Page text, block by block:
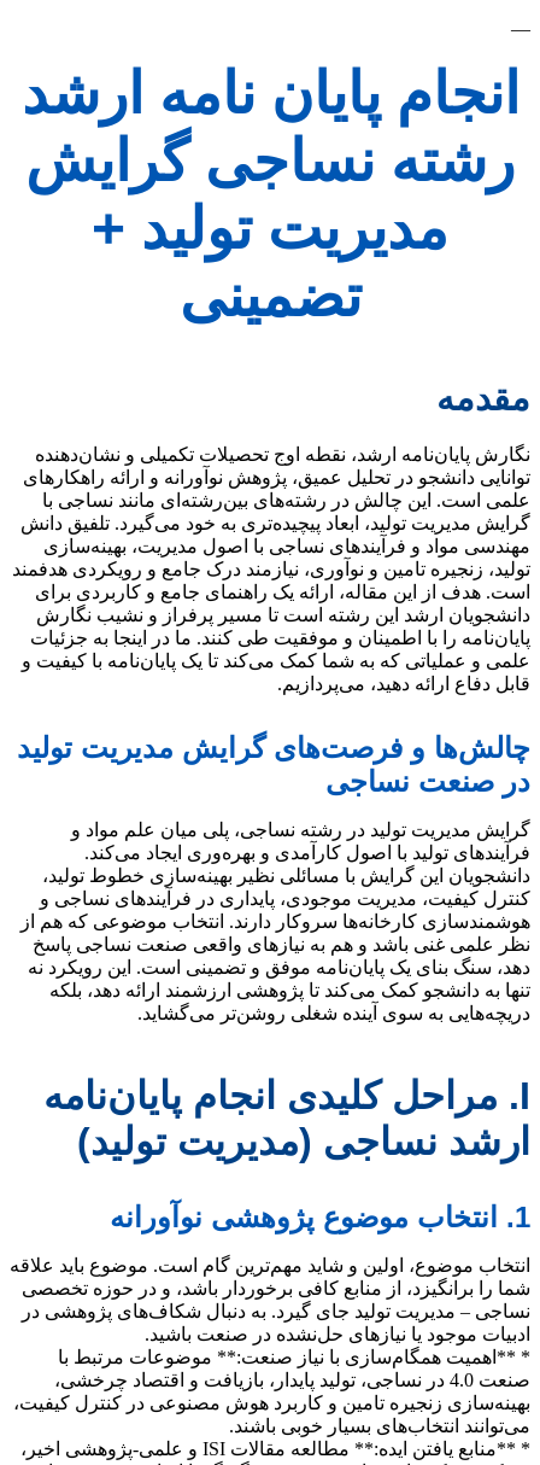
—
انجام پایان نامه ارشد
رشته نساجی گرایش
مدیریت تولید +
تضمینی
مقدمه
نگارش پایان‌نامه ارشد، نقطه اوج تحصیلات تکمیلی و نشان‌دهنده
توانایی دانشجو در تحلیل عمیق، پژوهش نوآورانه و ارائه راهکارهای
علمی است. این چالش در رشته‌های بین‌رشته‌ای مانند نساجی با
گرایش مدیریت تولید، ابعاد پیچیده‌تری به خود می‌گیرد. تلفیق دانش
مهندسی مواد و فرآیندهای نساجی با اصول مدیریت، بهینه‌سازی
تولید، زنجیره تامین و نوآوری، نیازمند درک جامع و رویکردی هدفمند
است. هدف از این مقاله، ارائه یک راهنمای جامع و کاربردی برای
دانشجویان ارشد این رشته است تا مسیر پرفراز و نشیب نگارش
پایان‌نامه را با اطمینان و موفقیت طی کنند. ما در اینجا به جزئیات
علمی و عملیاتی که به شما کمک می‌کند تا یک پایان‌نامه با کیفیت و
قابل دفاع ارائه دهید، می‌پردازیم.
چالش‌ها و فرصت‌های گرایش مدیریت تولید
در صنعت نساجی
گرایش مدیریت تولید در رشته نساجی، پلی میان علم مواد و
فرآیندهای تولید با اصول کارآمدی و بهره‌وری ایجاد می‌کند.
دانشجویان این گرایش با مسائلی نظیر بهینه‌سازی خطوط تولید،
کنترل کیفیت، مدیریت موجودی، پایداری در فرآیندهای نساجی و
هوشمندسازی کارخانه‌ها سروکار دارند. انتخاب موضوعی که هم از
نظر علمی غنی باشد و هم به نیازهای واقعی صنعت نساجی پاسخ
دهد، سنگ بنای یک پایان‌نامه موفق و تضمینی است. این رویکرد نه
تنها به دانشجو کمک می‌کند تا پژوهشی ارزشمند ارائه دهد، بلکه
دریچه‌هایی به سوی آینده شغلی روشن‌تر می‌گشاید.
I. مراحل کلیدی انجام پایان‌نامه
ارشد نساجی (مدیریت تولید)
1. انتخاب موضوع پژوهشی نوآورانه
انتخاب موضوع، اولین و شاید مهم‌ترین گام است. موضوع باید علاقه
شما را برانگیزد، از منابع کافی برخوردار باشد، و در حوزه تخصصی
نساجی – مدیریت تولید جای گیرد. به دنبال شکاف‌های پژوهشی در
ادبیات موجود یا نیازهای حل‌نشده در صنعت باشید.
* **اهمیت همگام‌سازی با نیاز صنعت:** موضوعات مرتبط با
صنعت 4.0 در نساجی، تولید پایدار، بازیافت و اقتصاد چرخشی،
بهینه‌سازی زنجیره تامین و کاربرد هوش مصنوعی در کنترل کیفیت،
می‌توانند انتخاب‌های بسیار خوبی باشند.
* **منابع یافتن ایده:** مطالعه مقالات ISI و علمی-پژوهشی اخیر،